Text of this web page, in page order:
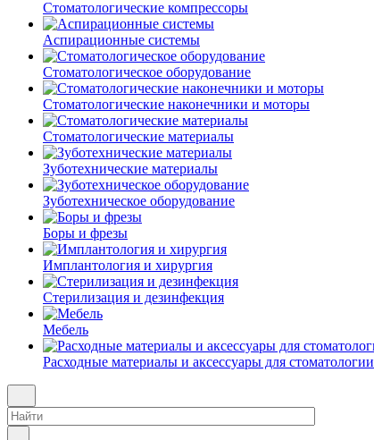
Стоматологические компрессоры
Аспирационные системы
Стоматологическое оборудование
Стоматологические наконечники и моторы
Стоматологические материалы
Зуботехнические материалы
Зуботехническое оборудование
Боры и фрезы
Имплантология и хирургия
Стерилизация и дезинфекция
Мебель
Расходные материалы и аксессуары для стоматологии